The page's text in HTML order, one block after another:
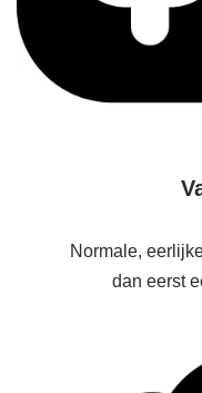
Normale,
dan eerst